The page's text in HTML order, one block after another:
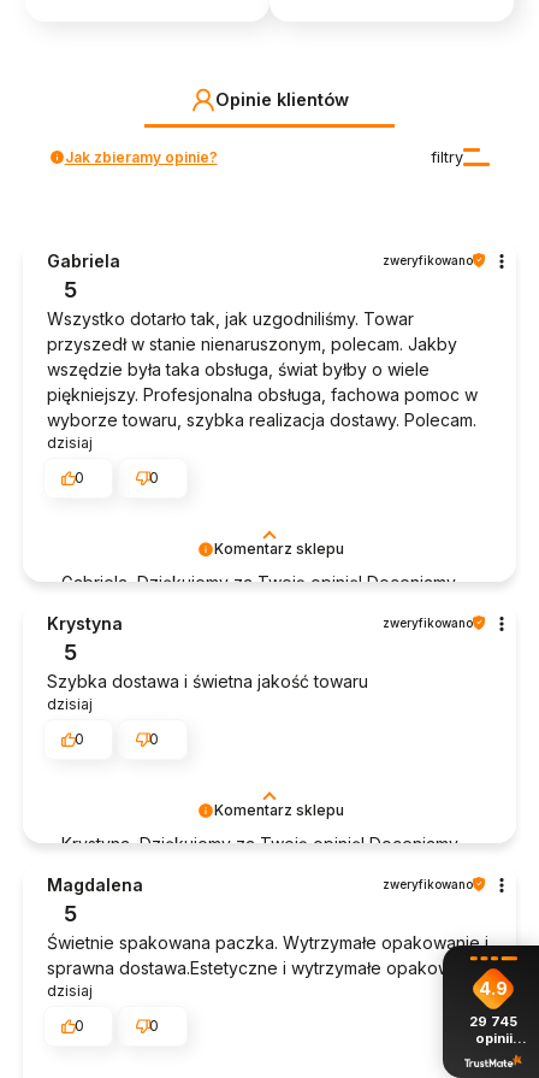
Opinie klientów
filtry
Jak zbieramy opinie?
Komentarz sklepu
Gabriela, Dziękujemy za Twoją opinię! Doceniamy
doświadczeniem. Jesteśmy szczęśliwi, że mamy
takich klientów. Z pozdrowieniami, obsługa sklepu.
Gabriela zweryfikowano
5
Wszystko dotarło tak, jak uzgodniliśmy. Towar
przyszedł w stanie nienaruszonym, polecam. Jakby
wszędzie była taka obsługa, świat byłby o wiele
piękniejszy. Profesjonalna obsługa, fachowa pomoc w
wyborze towaru, szybka realizacja dostawy. Polecam.
dzisiaj
0
0
Komentarz sklepu
Krystyna, Dziękujemy za Twoją opinię! Doceniamy
doświadczeniem. Jesteśmy szczęśliwi, że mamy
takich klientów. Z pozdrowieniami, obsługa sklepu.
Krystyna zweryfikowano
5
Szybka dostawa i świetna jakość towaru
dzisiaj
0
0
Magdalena zweryfikowano
5
Świetnie spakowana paczka. Wytrzymałe opakowanie i
sprawna dostawa.Estetyczne i wytrzymałe opakowanie.
dzisiaj
0
0
4.9
29 745
opinii
z całego
okresu